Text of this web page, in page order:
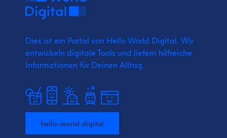
Dies ist ein Portal von Hello World Digital. Wir
entwickeln digitale Tools und liefern hilfreiche
Informationen für Deinen Alltag.
hello-world.digital